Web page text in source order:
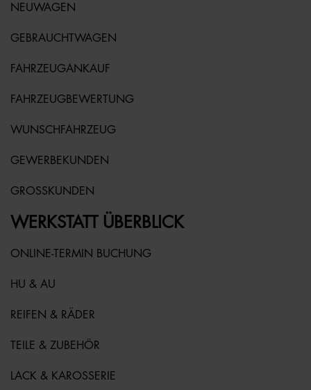
NEUWAGEN
GEBRAUCHTWAGEN
FAHRZEUGANKAUF
FAHRZEUGBEWERTUNG
WUNSCHFAHRZEUG
GEWERBEKUNDEN
GROSSKUNDEN
WERKSTATT ÜBERBLICK
ONLINE-TERMIN BUCHUNG
HU & AU
REIFEN & RÄDER
TEILE & ZUBEHÖR
LACK & KAROSSERIE